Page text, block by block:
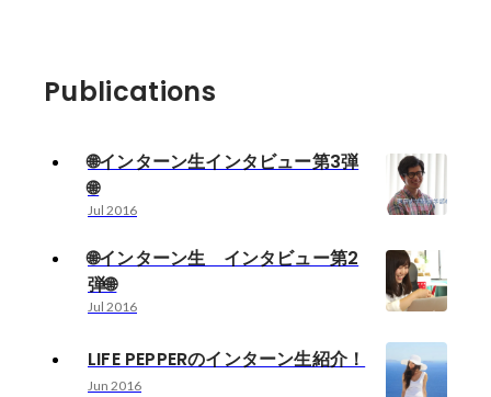
Publications
🌐インターン生インタビュー第3弾
🌐
Jul 2016
🌐インターン生 インタビュー第2
弾🌐
Jul 2016
LIFE PEPPERのインターン生紹介！
Jun 2016